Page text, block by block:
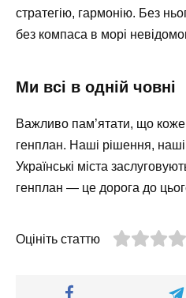
стратегію, гармонію. Без
без компаса в морі
Ми всі в одній човні
Важливо пам’ятати, що
генплан. Наші рішення,
Українські міста
генплан — це дорога до
Оцініть статтю